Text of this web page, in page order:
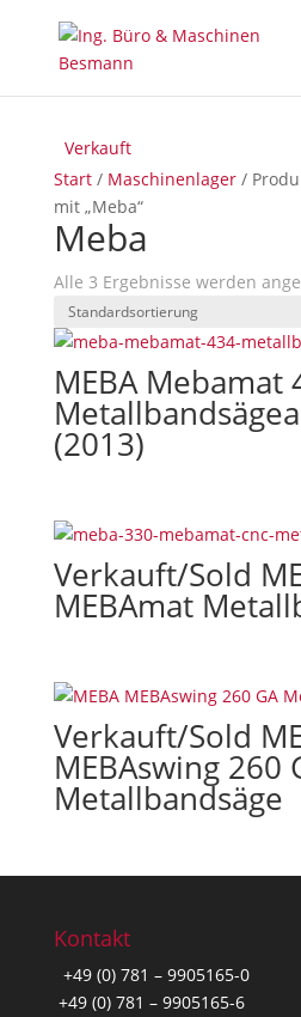
Start/ Maschinenlager/
mit „Meba“
Meba
Alle 3 Ergebnisse werden
MEBA Mebamat
(2013)
Verkauft
Verkauft/Sold
MEBAmat
Verkauft
Verkauft/Sold
MEBAswing 260
Metallbandsäge
Kontakt
+49 (0) 781 – 9905165-0
+49 (0) 781 – 9905165-6